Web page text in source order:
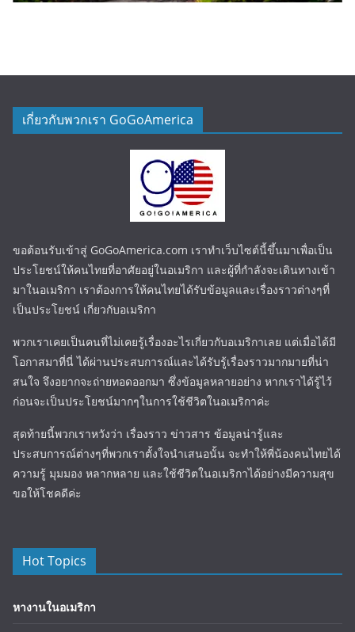
เกี่ยวกับพวกเรา GoGoAmerica
ขอต้อนรับเข้าสู่ GoGoAmerica.com เราทำเว็บไซต์นี้ขึ้นมาเพื่อเป็น
ประโยชน์ให้คนไทยที่อาศัยอยู่ในอเมริกา และผู้ที่กำลังจะเดินทางเข้า
มาในอเมริกา เราต้องการให้คนไทยได้รับข้อมูลและเรื่องราวต่างๆที่
เป็นประโยชน์ เกี่ยวกับอเมริกา
พวกเราเคยเป็นคนที่ไม่เคยรู้เรื่องอะไรเกี่ยวกับอเมริกาเลย แต่เมื่อได้มี
โอกาสมาที่นี่ ได้ผ่านประสบการณ์และได้รับรู้เรื่องราวมากมายที่น่า
สนใจ จึงอยากจะถ่ายทอดออกมา ซึ่งข้อมูลหลายอย่าง หากเราได้รู้ไว้
ก่อนจะเป็นประโยชน์มากๆในการใช้ชีวิตในอเมริกาค่ะ
สุดท้ายนี้พวกเราหวังว่า เรื่องราว ข่าวสาร ข้อมูลน่ารู้และ
ประสบการณ์ต่างๆที่พวกเราตั้งใจนำเสนอนั้น จะทำให้พี่น้องคนไทยได้
ความรู้ มุมมอง หลากหลาย และใช้ชีวิตในอเมริกาได้อย่างมีความสุข
ขอให้โชคดีค่ะ
Hot Topics
หางานในอเมริกา